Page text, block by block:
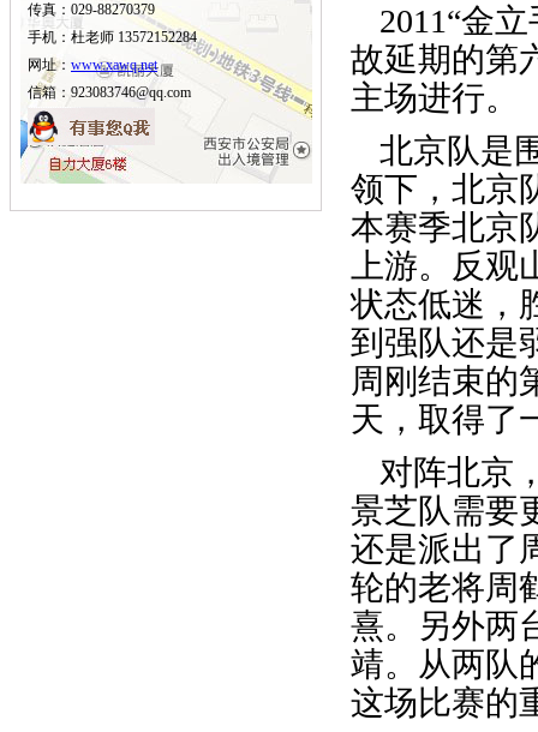
传真：029-88270379
手机：杜老师 13572152284
网址： www.xawq.net
信箱：923083746@qq.com
2011“金
故延期的第
主场进行。
北京队是
领下，北京
本赛季北京
上游。反
状态低迷，
到强队还是
周刚结束的
天，取得了
对阵北京
景芝队需要
还是派出了
轮的老将周
熹。另外两
靖。从两队
这场比赛的